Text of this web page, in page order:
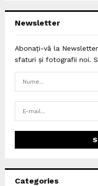
Newsletter
Abonați-vă la
sfaturi și fotografii noi.
Categories